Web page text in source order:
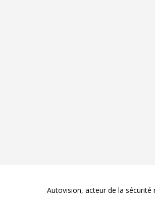
Autovision, acteur de la sécurité